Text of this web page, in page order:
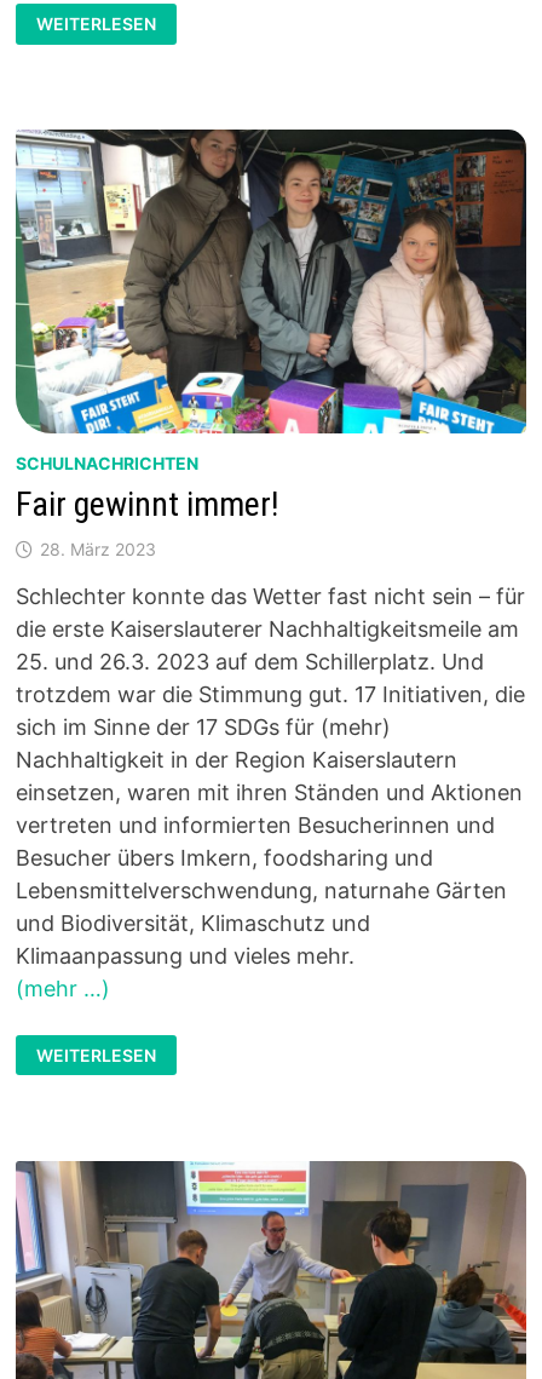
NACHHALTIGKEIT
WIRD
SICHTBAR
AUF!
WEITERLESEN
SCHULNACHRICHTEN
Fair gewinnt immer!
28. März 2023
Schlechter konnte das Wetter fast nicht sein – für
die erste Kaiserslauterer Nachhaltigkeitsmeile am
25. und 26.3. 2023 auf dem Schillerplatz. Und
trotzdem war die Stimmung gut. 17 Initiativen, die
sich im Sinne der 17 SDGs für (mehr)
Nachhaltigkeit in der Region Kaiserslautern
einsetzen, waren mit ihren Ständen und Aktionen
vertreten und informierten Besucherinnen und
Besucher übers Imkern, foodsharing und
Lebensmittelverschwendung, naturnahe Gärten
und Biodiversität, Klimaschutz und
Klimaanpassung und vieles mehr.
(mehr …)
FAIR
GEWINNT
IMMER!
WEITERLESEN